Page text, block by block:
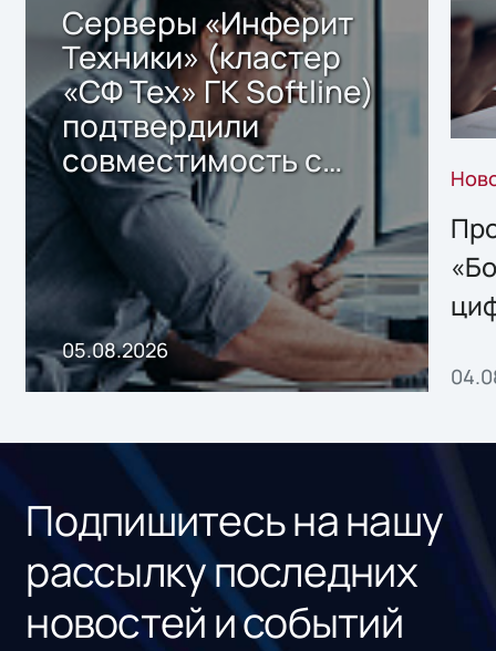
Серверы «Инферит
Техники» (кластер
«СФ Тех» ГК Softline)
подтвердили
совместимость с
решением Sharx
Storage 2.x для
хранения данных
05.08.2026
Подпишитесь на нашу
рассылку последних
новостей и событий